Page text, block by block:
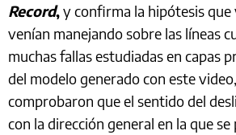
Record,y confirma la hipótesis que
venían manejando sobre las líneas
muchas fallas estudiadas en capas
del modelo generado con este
comprobaron que el sentido del
con la dirección general en la que se